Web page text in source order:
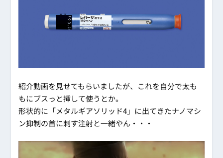
紹介動画を見せてもらいましたが、これを自分で太も
もにブスっと挿して使うとか。
形状的に「メタルギアソリッド4」に出てきたナノマシ
ン抑制の首に刺す注射と一緒やん・・・